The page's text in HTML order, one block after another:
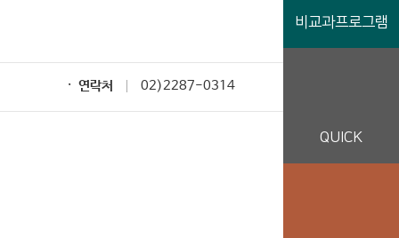
연락처 02)2287-0314
비교과프로그램
QUICK